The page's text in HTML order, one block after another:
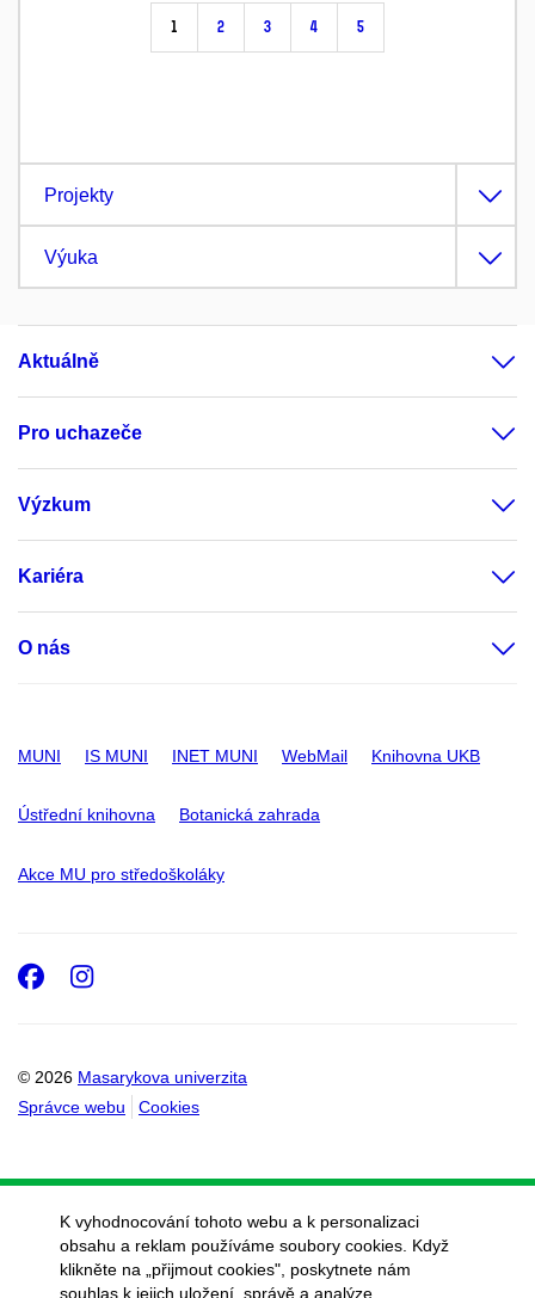
1 2 3 4 5
Projekty
Výuka
Aktuálně
Pro uchazeče
Výzkum
Kariéra
O nás
MUNI IS MUNI INET MUNI WebMail Knihovna UKB
Ústřední knihovna Botanická zahrada
Akce MU pro středoškoláky
© 2026 Masarykova univerzita
Správce webu
Cookies
Facebook
Instagram
K vyhodnocování tohoto webu a k personalizaci
obsahu a reklam používáme soubory cookies. Když
klikněte na „přijmout cookies", poskytnete nám
souhlas k jejich uložení, správě a analýze.